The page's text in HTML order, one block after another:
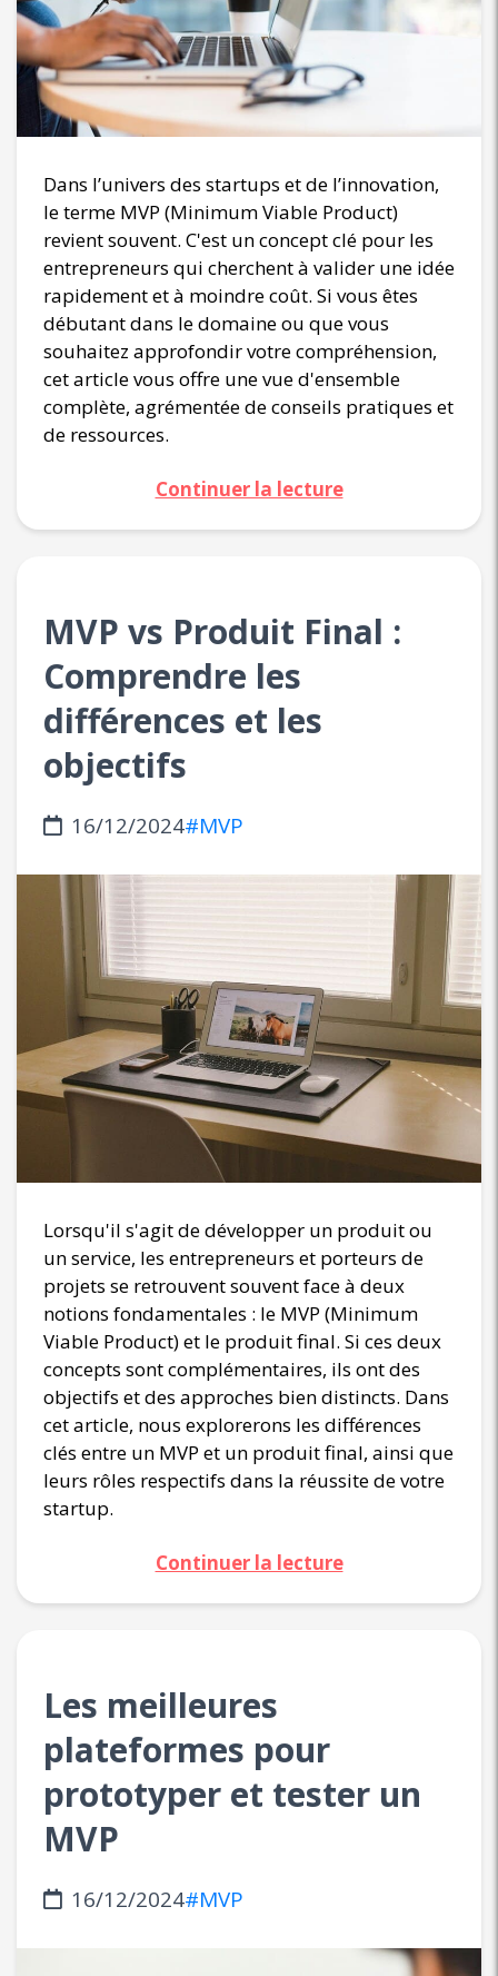
Dans l’univers des startups et de l’innovation,
le terme MVP (Minimum Viable Product)
revient souvent. C'est un concept clé pour les
entrepreneurs qui cherchent à valider une idée
rapidement et à moindre coût. Si vous êtes
débutant dans le domaine ou que vous
souhaitez approfondir votre compréhension,
cet article vous offre une vue d'ensemble
complète, agrémentée de conseils pratiques et
de ressources.
Continuer la lecture
MVP vs Produit Final :
Comprendre les
différences et les
objectifs
16/12/2024#MVP
Lorsqu'il s'agit de développer un produit ou
un service, les entrepreneurs et porteurs de
projets se retrouvent souvent face à deux
notions fondamentales : le MVP (Minimum
Viable Product) et le produit final. Si ces deux
concepts sont complémentaires, ils ont des
objectifs et des approches bien distincts. Dans
cet article, nous explorerons les différences
clés entre un MVP et un produit final, ainsi que
leurs rôles respectifs dans la réussite de votre
startup.
Continuer la lecture
Les meilleures
plateformes pour
prototyper et tester un
MVP
16/12/2024#MVP